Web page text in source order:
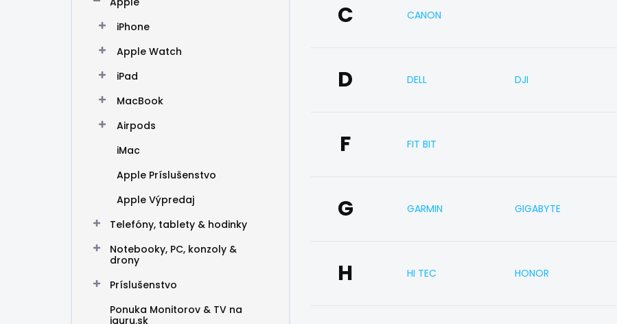
iPhone
Apple Watch
iPad
MacBook
Airpods
iMac
Apple Príslušenstvo
Apple Výpredaj
Telefóny, tablety & hodinky
Notebooky, PC, konzoly &
drony
Príslušenstvo
Ponuka Monitorov & TV na
iguru.sk
C CANON
D DELL DJI
F FIT BIT
G GARMIN GIGABYTE
H HI TEC HONOR